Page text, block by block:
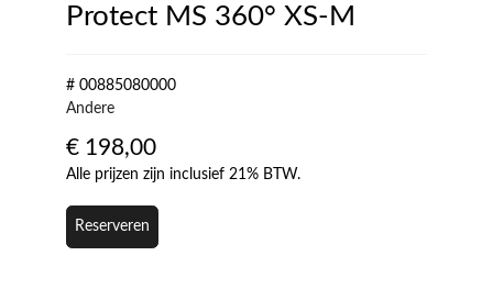
Protect MS 360° XS-M
# 00885080000
Andere
€ 198,00
Alle prijzen zijn inclusief 21% BTW.
Reserveren